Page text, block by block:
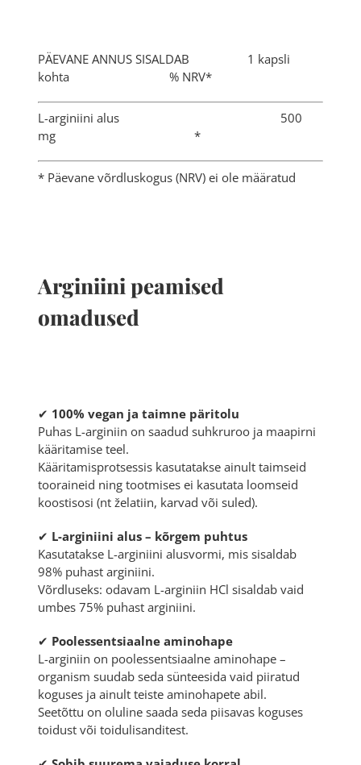
PÄEVANE ANNUS SISALDAB 1 kapsli
kohta % NRV*
L-arginiini alus 500
mg *
* Päevane võrdluskogus (NRV) ei ole määratud
Arginiini peamised
omadused
✔ 100% vegan ja taimne päritolu
Puhas L-arginiin on saadud suhkruroo ja maapirni
kääritamise teel.
Kääritamisprotsessis kasutatakse ainult taimseid
tooraineid ning tootmises ei kasutata loomseid
koostisosi (nt želatiin, karvad või suled).
✔ L-arginiini alus – kõrgem puhtus
Kasutatakse L-arginiini alusvormi, mis sisaldab
98% puhast arginiini.
Võrdluseks: odavam L-arginiin HCl sisaldab vaid
umbes 75% puhast arginiini.
✔ Poolessentsiaalne aminohape
L-arginiin on poolessentsiaalne aminohape –
organism suudab seda sünteesida vaid piiratud
koguses ja ainult teiste aminohapete abil.
Seetõttu on oluline saada seda piisavas koguses
toidust või toidulisanditest.